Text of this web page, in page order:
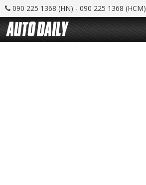
090 225 1368 (HN) - 090 225 1368 (HCM)